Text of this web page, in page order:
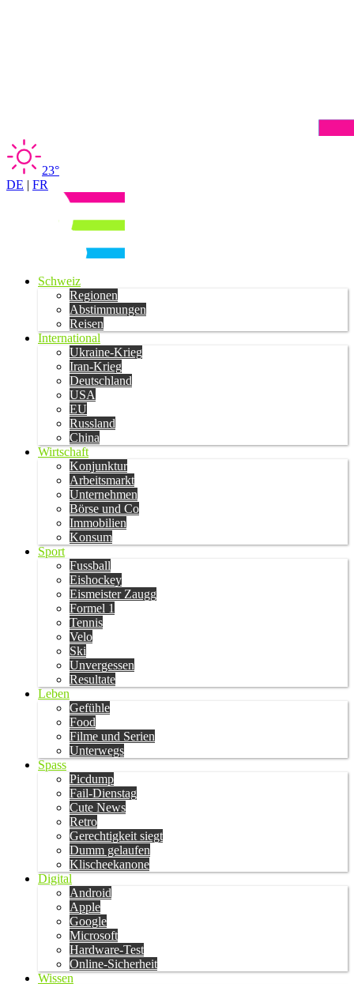
23°
DE | FR
Schweiz
Regionen
Abstimmungen
Reisen
International
Ukraine-Krieg
Iran-Krieg
Deutschland
USA
EU
Russland
China
Wirtschaft
Konjunktur
Arbeitsmarkt
Unternehmen
Börse und Co
Immobilien
Konsum
Sport
Fussball
Eishockey
Eismeister Zaugg
Formel 1
Tennis
Velo
Ski
Unvergessen
Resultate
Leben
Gefühle
Food
Filme und Serien
Unterwegs
Spass
Picdump
Fail-Dienstag
Cute News
Retro
Gerechtigkeit siegt
Dumm gelaufen
Klischeekanone
Digital
Android
Apple
Google
Microsoft
Hardware-Test
Online-Sicherheit
Wissen